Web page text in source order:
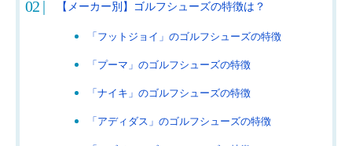
【メーカー別】ゴルフシューズの特徴は？
「フットジョイ」のゴルフシューズの特徴
「プーマ」のゴルフシューズの特徴
「ナイキ」のゴルフシューズの特徴
「アディダス」のゴルフシューズの特徴